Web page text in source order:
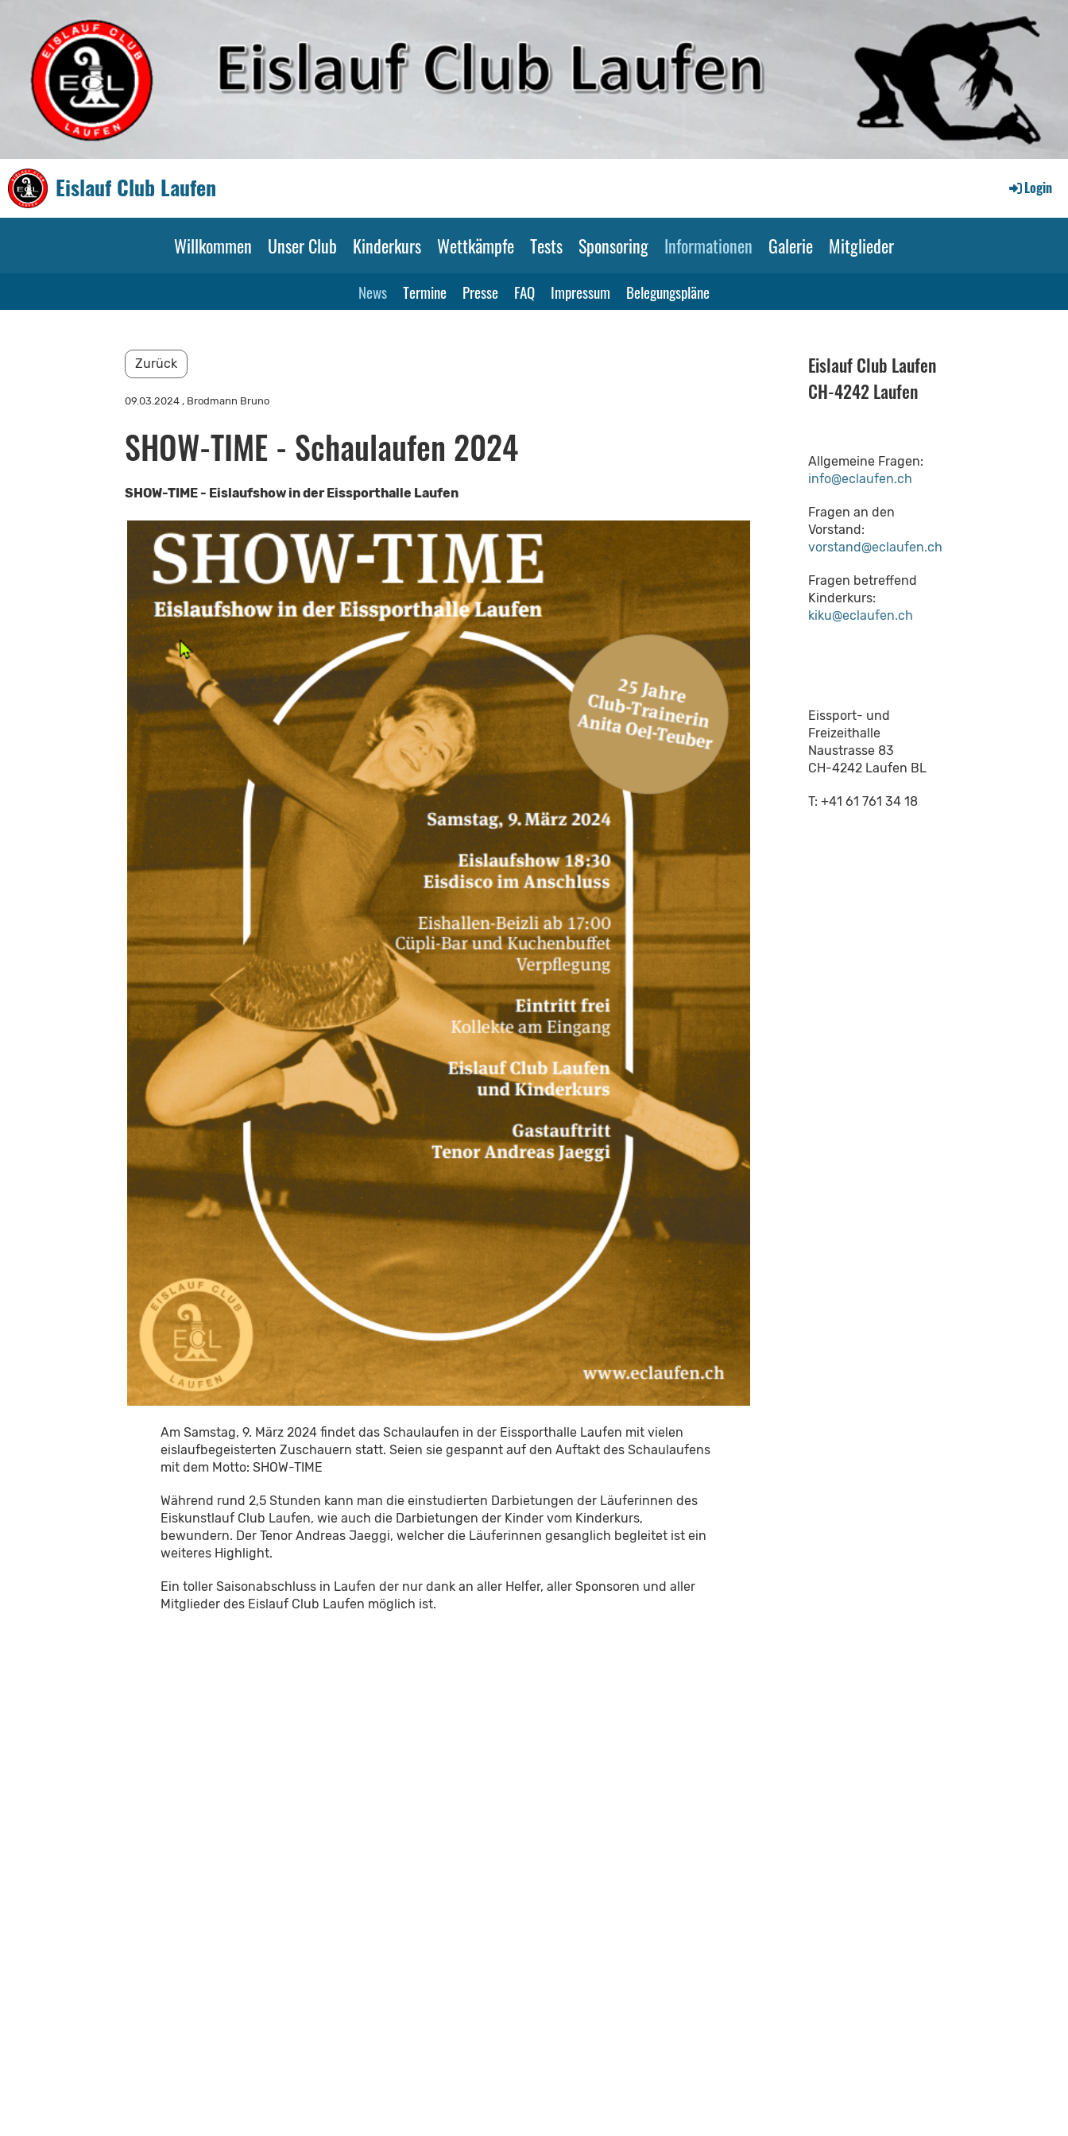
Eislauf Club Laufen Login
Willkommen Unser Club Kinderkurs Wettkämpfe Tests Sponsoring Informationen Galerie Mitglieder
News Termine Presse FAQ Impressum Belegungspläne
Zurück
09.03.2024 , Brodmann Bruno
SHOW-TIME - Schaulaufen 2024
SHOW-TIME - Eislaufshow in der Eissporthalle Laufen
Am Samstag, 9. März 2024 findet das Schaulaufen in der Eissporthalle Laufen mit vielen
eislaufbegeisterten Zuschauern statt. Seien sie gespannt auf den Auftakt des Schaulaufens
mit dem Motto: SHOW-TIME
Während rund 2,5 Stunden kann man die einstudierten Darbietungen der Läuferinnen des
Eiskunstlauf Club Laufen, wie auch die Darbietungen der Kinder vom Kinderkurs,
bewundern. Der Tenor Andreas Jaeggi, welcher die Läuferinnen gesanglich begleitet ist ein
weiteres Highlight.
Ein toller Saisonabschluss in Laufen der nur dank an aller Helfer, aller Sponsoren und aller
Mitglieder des Eislauf Club Laufen möglich ist.
Eislauf Club Laufen
CH-4242 Laufen
Allgemeine Fragen:
info@eclaufen.ch
Fragen an den
Vorstand:
vorstand@eclaufen.ch
Fragen betreffend
Kinderkurs:
kiku@eclaufen.ch
Eissport- und
Freizeithalle
Naustrasse 83
CH-4242 Laufen BL
T: +41 61 761 34 18